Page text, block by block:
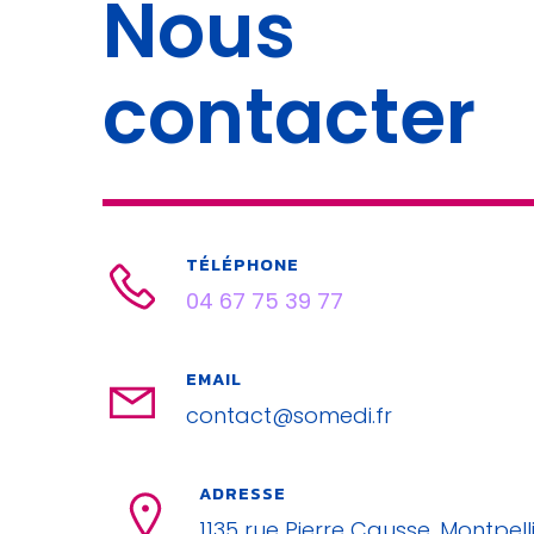
Nous
contacter
TÉLÉPHONE
04 67 75 39 77
EMAIL
contact@somedi.fr
ADRESSE